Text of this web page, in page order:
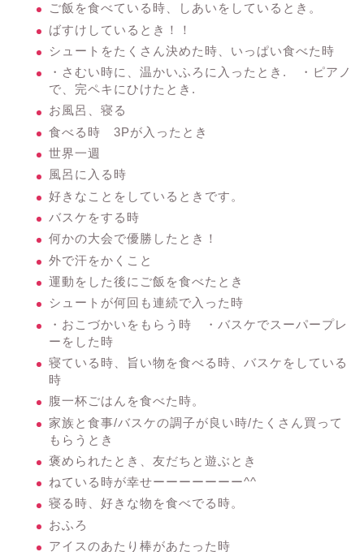
ご飯を食べている時、しあいをしているとき。
ばすけしているとき！！
シュートをたくさん決めた時、いっぱい食べた時
・さむい時に、温かいふろに入ったとき. ・ピアノ
で、完ペキにひけたとき.
お風呂、寝る
食べる時 3Pが入ったとき
世界一週
風呂に入る時
好きなことをしているときです。
バスケをする時
何かの大会で優勝したとき！
外で汗をかくこと
運動をした後にご飯を食べたとき
シュートが何回も連続で入った時
・おこづかいをもらう時 ・バスケでスーパープレ
ーをした時
寝ている時、旨い物を食べる時、バスケをしている
時
腹一杯ごはんを食べた時。
家族と食事/バスケの調子が良い時/たくさん買って
もらうとき
褒められたとき、友だちと遊ぶとき
ねている時が幸せーーーーーーー^^
寝る時、好きな物を食べでる時。
おふろ
アイスのあたり棒があたった時